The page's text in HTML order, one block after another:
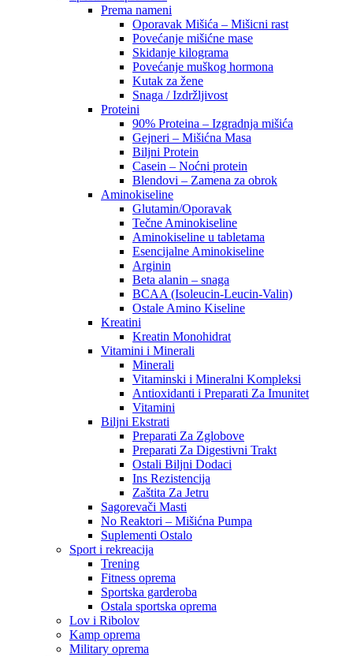
Prema nameni
Oporavak Mišića – Mišicni rast
Povećanje mišićne mase
Skidanje kilograma
Povećanje muškog hormona
Kutak za žene
Snaga / Izdržljivost
Proteini
90% Proteina – Izgradnja mišića
Gejneri – Mišićna Masa
Biljni Protein
Casein – Noćni protein
Blendovi – Zamena za obrok
Aminokiseline
Glutamin/Oporavak
Tečne Aminokiseline
Aminokiseline u tabletama
Esencijalne Aminokiseline
Arginin
Beta alanin – snaga
BCAA (Isoleucin-Leucin-Valin)
Ostale Amino Kiseline
Kreatini
Kreatin Monohidrat
Vitamini i Minerali
Minerali
Vitaminski i Mineralni Kompleksi
Antioxidanti i Preparati Za Imunitet
Vitamini
Biljni Ekstrati
Preparati Za Zglobove
Preparati Za Digestivni Trakt
Ostali Biljni Dodaci
Ins Rezistencija
Zaštita Za Jetru
Sagorevači Masti
No Reaktori – Mišićna Pumpa
Suplementi Ostalo
Sport i rekreacija
Trening
Fitness oprema
Sportska garderoba
Ostala sportska oprema
Lov i Ribolov
Kamp oprema
Military oprema